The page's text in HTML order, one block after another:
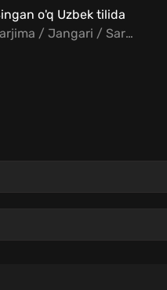
o'q Uzbek tilida
Tarjima / Jangari / Sarguzasht